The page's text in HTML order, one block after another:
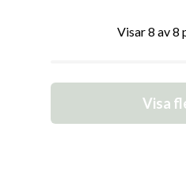
Visar 8 av 8
Visa